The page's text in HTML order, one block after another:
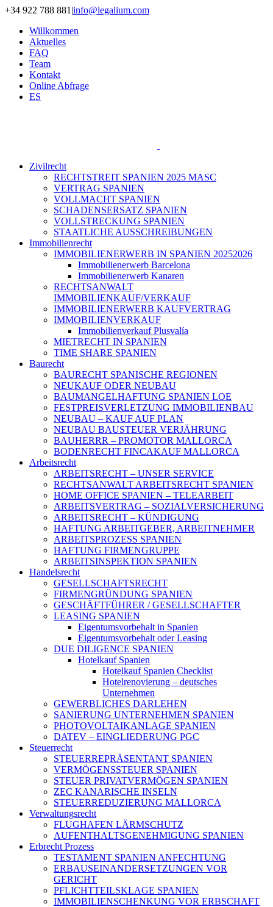
Zum
springen
+34 922 788 881 |info@legalium.com
Willkommen
Aktuelles
FAQ
Team
Kontakt
Online Abfrage
ES
Zivilrecht
RECHTSTREIT SPANIEN 2025 MASC
VERTRAG SPANIEN
VOLLMACHT SPANIEN
SCHADENSERSATZ SPANIEN
VOLLSTRECKUNG SPANIEN
STAATLICHE AUSSCHREIBUNGEN
Immobilienrecht
IMMOBILIENERWERB IN SPANIEN 20252026
Immobilienerwerb Barcelona
Immobilienerwerb Kanaren
RECHTSANWALT
IMMOBILIENKAUF/VERKAUF
IMMOBILIENERWERB KAUFVERTRAG
IMMOBILIENVERKAUF
Immobilienverkauf Plusvalía
MIETRECHT IN SPANIEN
TIME SHARE SPANIEN
Baurecht
BAURECHT SPANISCHE REGIONEN
NEUKAUF ODER NEUBAU
BAUMANGELHAFTUNG SPANIEN LOE
FESTPREISVERLETZUNG IMMOBILIENBAU
NEUBAU – KAUF AUF PLAN
NEUBAU BAUSTEUER VERJÄHRUNG
BAUHERRR – PROMOTOR MALLORCA
BODENRECHT FINCAKAUF MALLORCA
Arbeitsrecht
ARBEITSRECHT – UNSER SERVICE
RECHTSANWALT ARBEITSRECHT SPANIEN
HOME OFFICE SPANIEN – TELEARBEIT
ARBEITSVERTRAG – SOZIALVERSICHERUNG
ARBEITSRECHT – KÜNDIGUNG
HAFTUNG ARBEITGEBER, ARBEITNEHMER
ARBEITSPROZESS SPANIEN
HAFTUNG FIRMENGRUPPE
ARBEITSINSPEKTION SPANIEN
Handelsrecht
GESELLSCHAFTSRECHT
FIRMENGRÜNDUNG SPANIEN
GESCHÄFTFÜHRER / GESELLSCHAFTER
LEASING SPANIEN
Eigentumsvorbehalt in Spanien
Eigentumsvorbehalt oder Leasing
DUE DILIGENCE SPANIEN
Hotelkauf Spanien
Hotelkauf Spanien Checklist
Hotelrenovierung – deutsches
Unternehmen
GEWERBLICHES DARLEHEN
SANIERUNG UNTERNEHMEN SPANIEN
PHOTOVOLTAIKANLAGE SPANIEN
DATEV – EINGLIEDERUNG PGC
Steuerrecht
STEUERREPRÄSENTANT SPANIEN
VERMÖGENSSTEUER SPANIEN
STEUER PRIVATVERMÖGEN SPANIEN
ZEC KANARISCHE INSELN
STEUERREDUZIERUNG MALLORCA
Verwaltungsrecht
FLUGHAFEN LÄRMSCHUTZ
AUFENTHALTSGENEHMIGUNG SPANIEN
Erbrecht Prozess
TESTAMENT SPANIEN ANFECHTUNG
ERBAUSEINANDERSETZUNGEN VOR
GERICHT
PFLICHTTEILSKLAGE SPANIEN
IMMOBILIENSCHENKUNG VOR ERBSCHAFT